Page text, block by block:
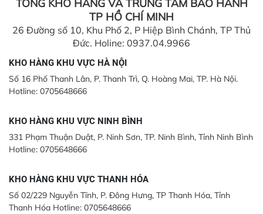
TỔNG KHO HÀNG VÀ TRUNG TÂM BẢO HÀNH
TP HỒ CHÍ MINH
26 Đường số 10, Khu Phố 2, P Hiệp Bình Chánh, TP Thủ
Đức. Holine: 0937.04.9966
KHO HÀNG KHU VỰC HÀ NỘI
Số 16 Phố Thanh Lân, P. Thanh Trì, Q. Hoàng Mai, TP. Hà Nội.
Hotline: 0705648666
KHO HÀNG KHU VỰC NINH BÌNH
331 Phạm Thuận Duật, P. Ninh Sơn, TP. Ninh Bình, Tỉnh Ninh Bình
Hotline: 0705648666
KHO HÀNG KHU VỰC THANH HÓA
Số 02/229 Nguyễn Tĩnh, P. Đông Hưng, TP Thanh Hóa, Tỉnh
Thanh Hóa Hotline: 0705648666